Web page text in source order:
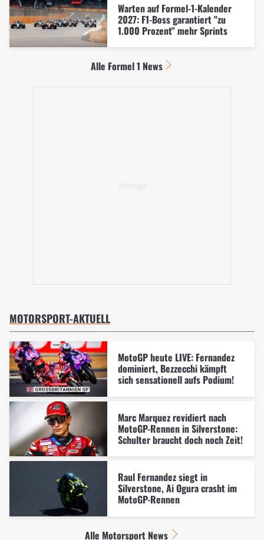
Warten auf Formel-1-Kalender
2027: F1-Boss garantiert "zu
1.000 Prozent" mehr Sprints
Alle Formel 1 News
MOTORSPORT-AKTUELL
MotoGP heute LIVE: Fernandez
dominiert, Bezzecchi kämpft
sich sensationell aufs Podium!
Marc Marquez revidiert nach
MotoGP-Rennen in Silverstone:
Schulter braucht doch noch Zeit!
Raul Fernandez siegt in
Silverstone, Ai Ogura crasht im
MotoGP-Rennen
Alle Motorsport News